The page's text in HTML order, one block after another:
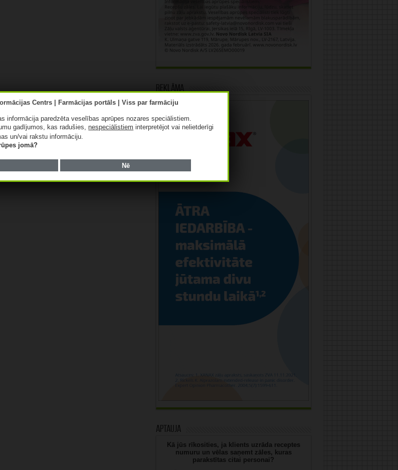
Reklāma
Aptauja
Kā jūs rīkosities, ja klients uzrāda receptes
numuru un vēlas saņemt zāles, kuras
parakstītas citai personai?
informācija paredzēta veselības aprūpes nozares speciālistiem.
gadījumos, kas radušies,nespeciālistiem interpretējot vai nelietderīgi
un/vai rakstu informāciju.
jomā?
Nē